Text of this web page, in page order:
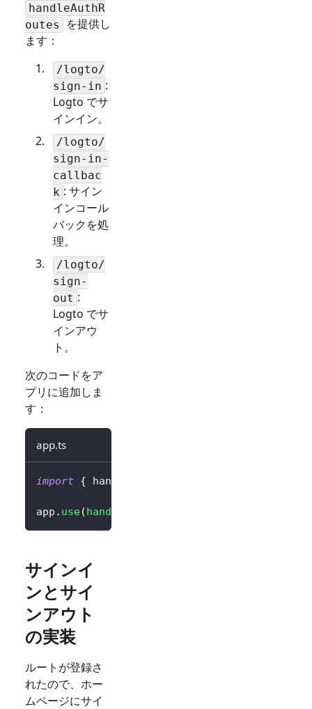
handleAuthR
outes
を提供し
ます：
/logto/
sign-in :
Logto でサ
インイン。
/logto/
sign-in-
callbac
k : サイン
インコール
バックを処
理。
/logto/
sign-
out :
Logto でサ
インアウ
ト。
次のコードをア
プリに追加しま
す：
app.ts
import { handleAuthRoutes
app . use(handleAuthRoutes
サインイ
ンとサイ
ンアウト
の実装
ルートが登録さ
れたので、ホー
ムページにサイ